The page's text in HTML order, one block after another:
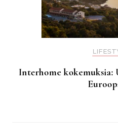
Interhome